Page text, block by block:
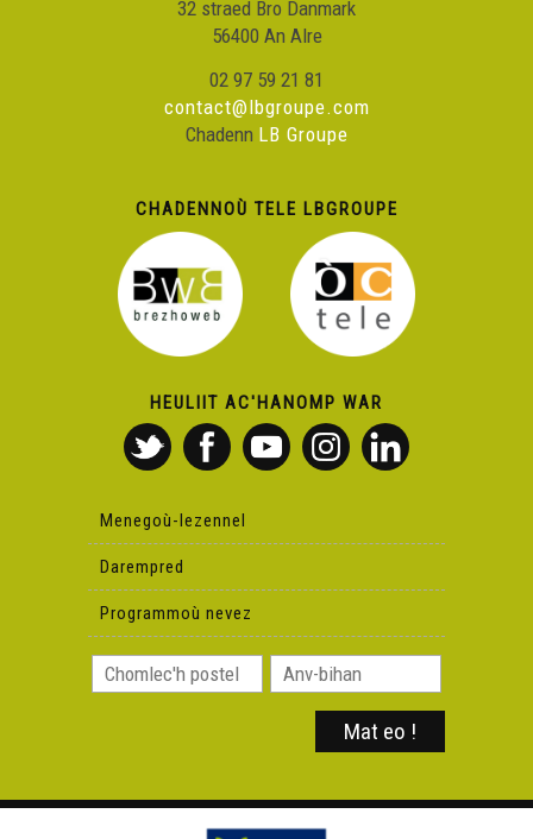
32 straed Bro Danmark
56400 An Alre
02 97 59 21 81
contact@lbgroupe.com
Chadenn LB Groupe
CHADENNOÙ TELE LBGROUPE
HEULIIT AC'HANOMP WAR
Menegoù-lezennel
Darempred
Programmoù nevez